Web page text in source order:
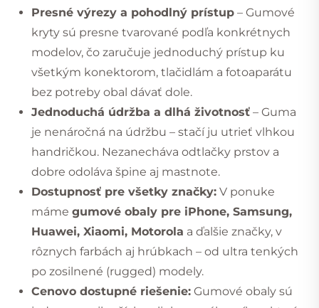
Presné výrezy a pohodlný prístup – Gumové
kryty sú presne tvarované podľa konkrétnych
modelov, čo zaručuje jednoduchý prístup ku
všetkým konektorom, tlačidlám a fotoaparátu
bez potreby obal dávať dole.
Jednoduchá údržba a dlhá životnosť – Guma
je nenáročná na údržbu – stačí ju utrieť vlhkou
handričkou. Nezanecháva odtlačky prstov a
dobre odoláva špine aj mastnote.
Dostupnosť pre všetky značky: V ponuke
máme gumové obaly pre iPhone, Samsung,
Huawei, Xiaomi, Motorola a ďalšie značky, v
rôznych farbách aj hrúbkach – od ultra tenkých
po zosilnené (rugged) modely.
Cenovo dostupné riešenie: Gumové obaly sú